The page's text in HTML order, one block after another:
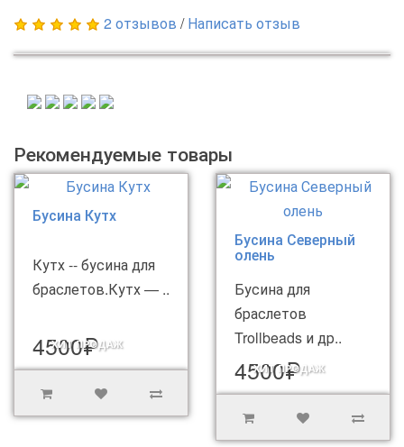
2 отзывов /Написать отзыв
Рекомендуемые товары
Бусина Кутх
Кутх -- бусина для
браслетов.Кутх — ..
ХИТ ПРОДАЖ
4500₽
Бусина Северный
олень
Бусина для
браслетов
Trollbeads и др..
ХИТ ПРОДАЖ
4500₽